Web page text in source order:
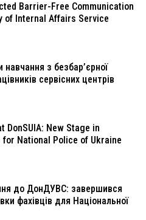
Barrier-Free Communication
of Internal Affairs Service
з безбар’єрної
сервісних центрів
DonSUIA: New Stage in
National Police of Ukraine
до ДонДУВС: завершився
фахівців для Національної